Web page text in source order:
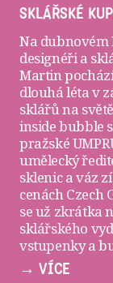
SKLÁŘSKÉ
Na dubnovém
designéři a
Martin
dlouhá léta v
sklářů na
inside bubble
pražské
umělecký
sklenic a váz
cenách Czech
se už zkrátka
sklářského
vstupenkya
→ VÍCE